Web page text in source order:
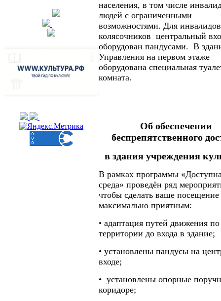
населения, в том числе
людей с ограниченными
возможностями. Для
колясочников центральный
оборудован пандусами. В
Управления на первом этаже
оборудована специальная
комнатa.
Об обеспечении
беспрепятственного
в здания учреждения
В рамках программы
среда» проведён ряд
чтобы сделать ваше посещение
максимально приятным:
• адаптация путей движения по
территории до входа в здание;
• установлены пандусы на
входе;
• установлены опорные
коридоре;